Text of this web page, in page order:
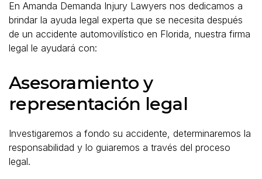
En Amanda Demanda Injury Lawyers nos dedicamos a
brindar la ayuda legal experta que se necesita después
de un accidente automovilístico en Florida, nuestra firma
legal le ayudará con:
Asesoramiento y
representación legal
Investigaremos a fondo su accidente, determinaremos la
responsabilidad y lo guiaremos a través del proceso
legal.